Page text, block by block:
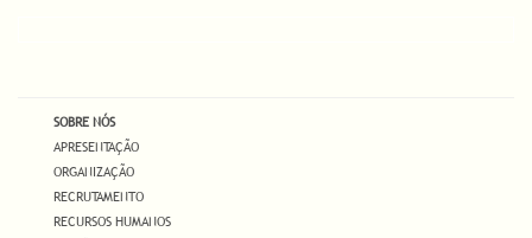
SOBRE NÓS
APRESENTAÇÃO
ORGANIZAÇÃO
RECRUTAMENTO
RECURSOS HUMANOS